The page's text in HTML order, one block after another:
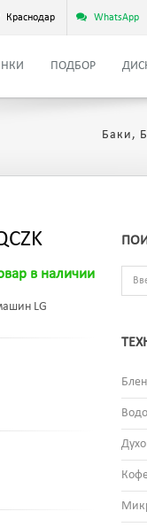
Краснодар WhatsApp
ПОДБОР
Баки,
в наличии
LG